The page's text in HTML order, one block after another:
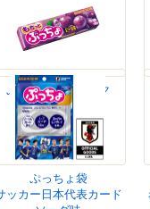
ぷっちょスティック
もちっと巨峰